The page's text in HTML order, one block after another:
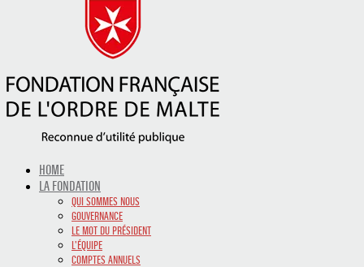
HOME
LA FONDATION
QUI SOMMES NOUS
GOUVERNANCE
LE MOT DU PRÉSIDENT
L’ÉQUIPE
COMPTES ANNUELS